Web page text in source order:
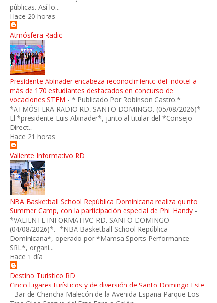
públicas. Así lo...
Hace 20 horas
Atmósfera Radio
Presidente Abinader encabeza reconocimiento del Indotel a
más de 170 estudiantes destacados en concurso de
vocaciones STEM - * Publicado Por Robinson Castro.*
*ATMÓSFERA RADIO RD, SANTO DOMINGO, (05/08/2026)*.-
El *presidente Luis Abinader*, junto al titular del *Consejo
Direct...
Hace 21 horas
Valiente Informativo RD
NBA Basketball School República Dominicana realiza quinto
Summer Camp, con la participación especial de Phil Handy -
*VALIENTE INFORMATIVO RD, SANTO DOMINGO,
(04/08/2026)*.- *NBA Basketball School República
Dominicana*, operado por *Mamsa Sports Performance
SRL*, organi...
Hace 1 día
Destino Turístico RD
Cinco lugares turísticos y de diversión de Santo Domingo Este
- Bar de Chencha Malecón de la Avenida España Parque Los